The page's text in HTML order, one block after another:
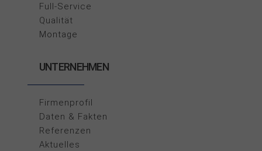
Full-Service
Qualität
Montage
UNTERNEHMEN
Firmenprofil
Daten & Fakten
Referenzen
Aktuelles